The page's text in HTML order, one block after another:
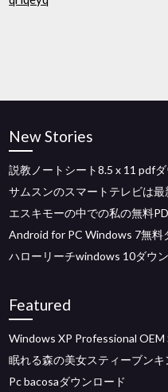
New Stories
説教ノートシート8.5 x 11 pdf
サムスンのスマートテレビは
エスキモーの中での私の無料
Android for PC Windows 7無料
ハローリーチwindows 10ダウ
Featured
Windows XP Professional
眠れる森の美女スティーブンキ
Pc bacosaダウンロード